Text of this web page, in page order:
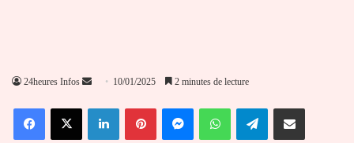
24heures Infos
Envoyer
courriel
10/01/2025 2 minutes de lecture
FacebookX LinkedinPinterestMessengerWhatsAppTelegramPartager par email